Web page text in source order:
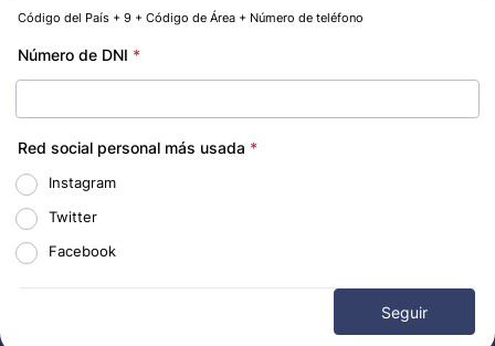
Código del País + 9 + Código de Área + Número de teléfono
Número de DNI *
Red social personal más usada *
Instagram
Twitter
Facebook
Seguir